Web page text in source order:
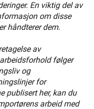
En viktig del av
om disse
håndterer dem.
av
følger
og
for
publisert her, kan du
arbeid med